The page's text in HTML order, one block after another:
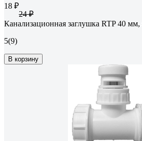
18 ₽
24 ₽
Канализационная заглушка RTP 40 мм,
5(9)
В корзину